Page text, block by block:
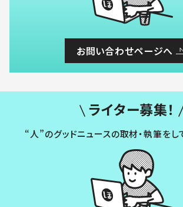
お問い合わせページへ
ライター募集！
“人”のグッドニュースの取材・執筆をし